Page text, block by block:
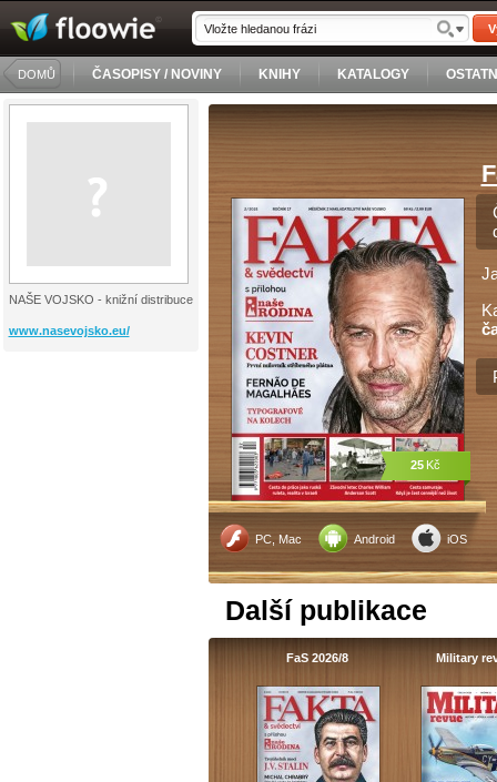
DOMŮ ČASOPISY / NOVINY KNIHY KATALOGY
NAŠE VOJSKO - knižní distribuce
www.nasevojsko.eu/
PC, Mac Android iOS
25 Kč
Další publikace
FaS 2026/8 Military